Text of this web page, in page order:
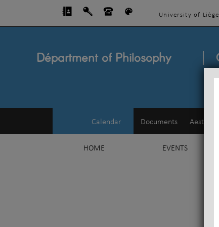
University of Liège
Départment of Philosophy
Calendar Documents Aesthetics
HOME EVENTS